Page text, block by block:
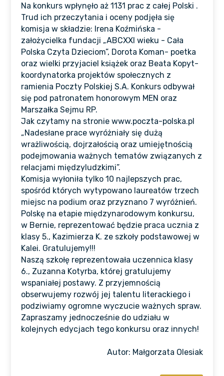
Na konkurs wpłynęło aż 1131 prac z całej Polski .
Trud ich przeczytania i oceny podjęła się
komisja w składzie: Irena Koźmińska -
założycielka fundacji „ABCXXI wieku - Cała
Polska Czyta Dzieciom”, Dorota Koman- poetka
oraz wielki przyjaciel książek oraz Beata Kopyt-
koordynatorka projektów społecznych z
ramienia Poczty Polskiej S.A. Konkurs odbywał
się pod patronatem honorowym MEN oraz
Marszałka Sejmu RP.
Jak czytamy na stronie www.poczta-polska.pl
„Nadesłane prace wyróżniały się dużą
wrażliwością, dojrzałością oraz umiejętnością
podejmowania ważnych tematów związanych z
relacjami międzyludzkimi”.
Komisja wyłoniła tylko 10 najlepszych prac,
spośród których wytypowano laureatów trzech
miejsc na podium oraz przyznano 7 wyróżnień.
Polskę na etapie międzynarodowym konkursu,
w Bernie, reprezentować będzie praca ucznia z
klasy 5., Kazimierza K. ze szkoły podstawowej w
Kalei. Gratulujemy!!!
Naszą szkołę reprezentowała uczennica klasy
6., Zuzanna Kotyrba, której gratulujemy
wspaniałej postawy. Z przyjemnością
obserwujemy rozwój jej talentu literackiego i
podziwiamy ogromne wyczucie ważnych spraw.
Zapraszamy jednocześnie do udziału w
kolejnych edycjach tego konkursu oraz innych!
Autor: Małgorzata Olesiak